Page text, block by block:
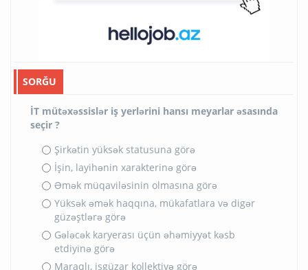
SORĞU
İT mütəxəssislər iş yerlərini hansı meyarlar əsasında
seçir ?
Şirkətin yüksək statusuna görə
İşin, layihənin xarakterinə görə
Əmək müqaviləsinin olmasına görə
Yüksək əmək haqqına, mükafatlara və digər
güzəştlərə görə
Gələcək karyerası üçün əhəmiyyət kəsb
etdiyinə görə
Maraqlı, işgüzar kollektivə görə